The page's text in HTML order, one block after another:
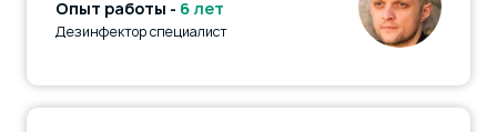
Опыт работы - 6 лет
Дезинфектор специалист